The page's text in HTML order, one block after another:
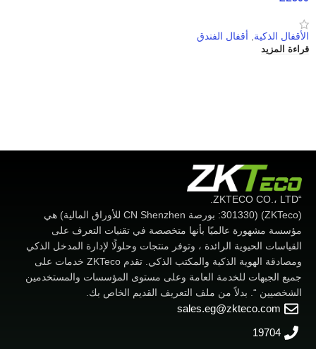
الأقفال الذكية, أقفال الفندق
قراءة المزيد
“ZKTECO CO.، LTD.
(ZKTeco) (301330: بورصة CN Shenzhen للأوراق المالية) هي
مؤسسة مشهورة عالميًا بأنها متخصصة في تقنيات التعرف على
القياسات الحيوية الرائدة ، وتوفر منتجات وحلولًا لإدارة المدخل الذكي
ومصادقة الهوية الذكية والمكتب الذكي. تقدم ZKTeco خدمات على
جميع الجبهات للخدمة العامة وعلى مستوى المؤسسات والمستخدمين
الشخصيين “. بدلاً من ملف التعريف القديم الخاص بك.
sales.eg@zkteco.com
19704